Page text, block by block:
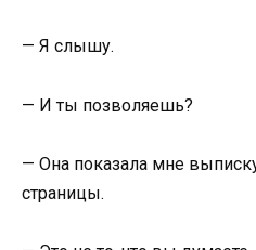
— Я слышу.
— И ты позволяешь?
— Она показала мне
страницы.